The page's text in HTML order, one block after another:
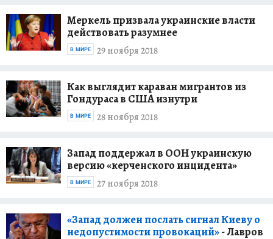
Меркель призвала украинские власти
действовать разумнее
29 ноября 2018
В МИРЕ
Как выглядит караван мигрантов из
Гондураса в США изнутри
28 ноября 2018
В МИРЕ
Запад поддержал в ООН украинскую
версию «керченского инцидента»
27 ноября 2018
В МИРЕ
«Запад должен послать сигнал Киеву о
недопустимости провокаций»- Лавров